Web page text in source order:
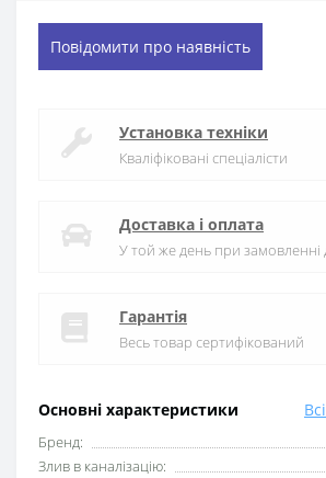
Основні характеристики
Бренд:
Злив в каналізацію:
Повідомити про наявність
Установка техніки
Кваліфіковані спеціалісти
Доставка і оплата
У той же день при замовленні
Гарантія
Весь товар сертифікований